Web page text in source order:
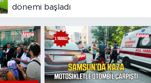
dönemi başladı